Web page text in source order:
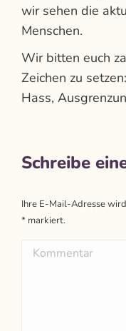
wir sehen die
Menschen.
Wir bitten euch
Zeichen zu
Hass,
Schreibe
Ihre E-Mail-Adresse
* markiert.
Kommentar